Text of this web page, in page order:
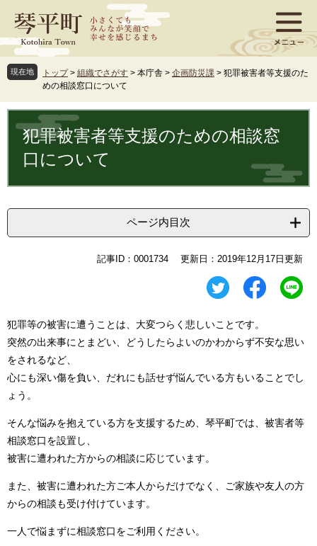
ジ
先
頭
す
ュ
を
飛
し
現在地 トップ > 組織でさがす > 本庁舎 > 企画防災課 > 犯罪被害者等支援のた
めの相談窓口について
文 犯罪被害者等支援のための相談窓
口について
ページ内目次
記事ID：0001734 更新日：2019年12月17日更新
犯罪等の被害に遭うことは、大変つらく悲しいことです。
突然の出来事にとまどい、どうしたらよいのかわからず不安な思い
をされるなど、
心にも深い傷を負い、だれにも話せず悩んでいる方もいることでし
ょう。
そんな悩みを抱えている方を支援するため、琴平町では、被害者等
相談窓口を設置し、
被害に遭われた方からの相談に応じています。
また、被害に遭われた方ご本人からだけでなく、ご家族や友人の方
からの相談も受け付けています。
一人で悩まずに相談窓口をご利用ください。